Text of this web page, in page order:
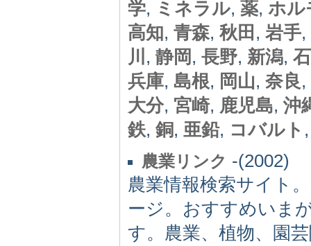
学, ミネラル, 薬, ホル
高知, 青森, 秋田 , 岩手,
川 , 静岡 , 長野, 新潟,
兵庫, 島根, 岡山, 奈良,
大分, 宮崎, 鹿児島, 沖
鉄, 銅, 亜鉛, コバルト
農業リンク -(2002)
農業情報検索サイト
ージ。おすすめいま
す。農業、植物、園